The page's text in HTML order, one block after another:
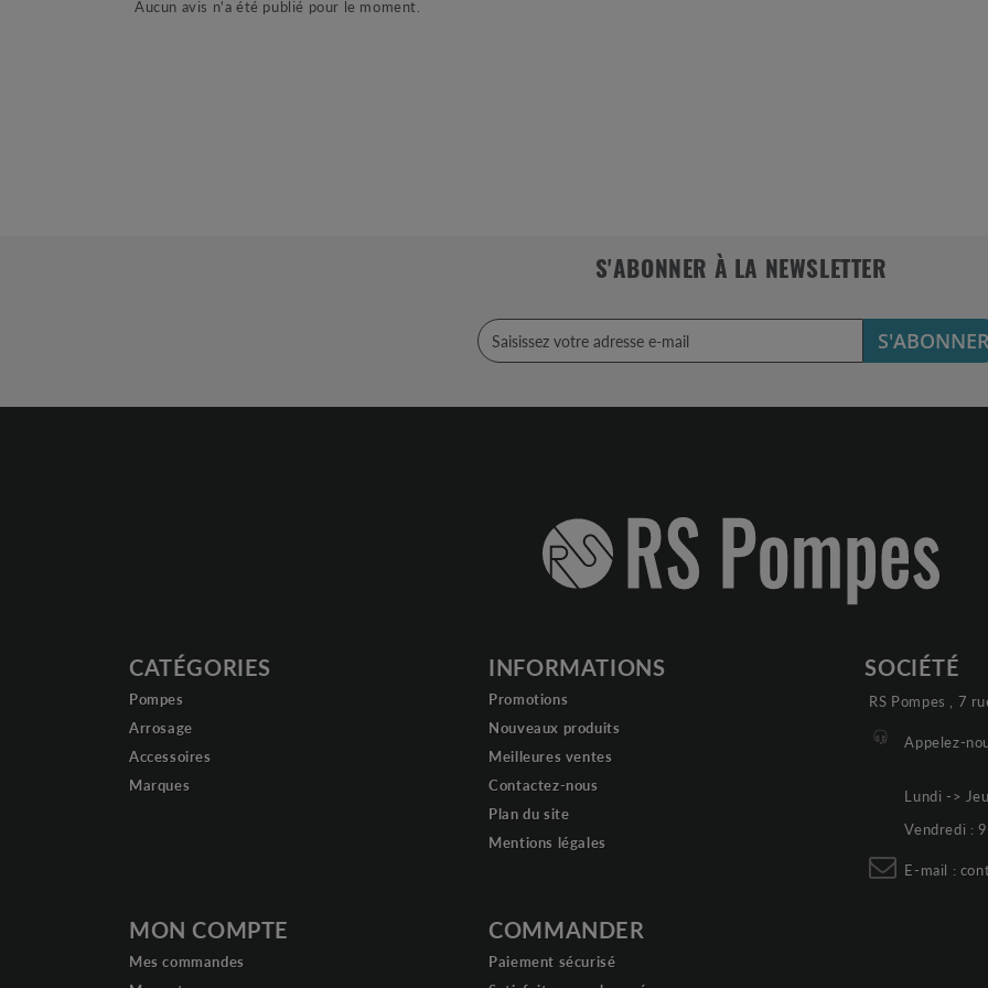
Aucun avis n'a été publié pour le moment.
S'ABONNER À LA NEWSLETTER
CATÉGORIES
Pompes
Arrosage
Accessoires
Marques
INFORMATIONS
Promotions
Nouveaux produits
Meilleures ventes
Contactez-nous
Plan du site
Mentions légales
MON COMPTE
Mes commandes
COMMANDER
Paiement sécurisé
SOCIÉTÉ
RS Pompes , 7
Appelez-
Lundi ->
Vendredi :
E-mail :